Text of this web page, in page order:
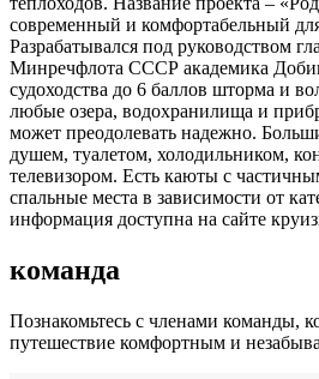
современный и комфортабельный
Разрабатывался под руководством
Минречфлота СССР академика
судоходства до 6 баллов шторма и
любые озера, водохранилища и
может преодолевать надежно.
душем, туалетом, холодильником,
телевизором. Есть каюты с
спальные места в зависимости от
информация доступна на сайте
команда
Познакомьтесь с членами команды,
путешествие комфортным и